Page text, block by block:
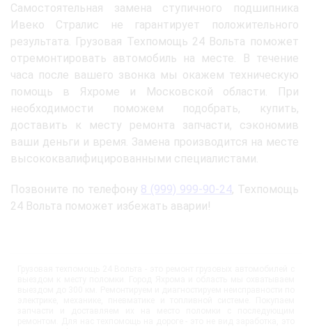
Самостоятельная замена ступичного подшипника
Ивеко Стралис не гарантирует положительного
результата. Грузовая Техпомощь 24 Вольта поможет
отремонтировать автомобиль на месте. В течение
часа после вашего звонка мы окажем техническую
помощь в Яхроме и Московской области. При
необходимости поможем подобрать, купить,
доставить к месту ремонта запчасти, сэкономив
ваши деньги и время. Замена производится на месте
высококвалифицированными специалистами.
Позвоните по телефону 8 (999) 999-90-24, Техпомощь
24 Вольта поможет избежать аварии!